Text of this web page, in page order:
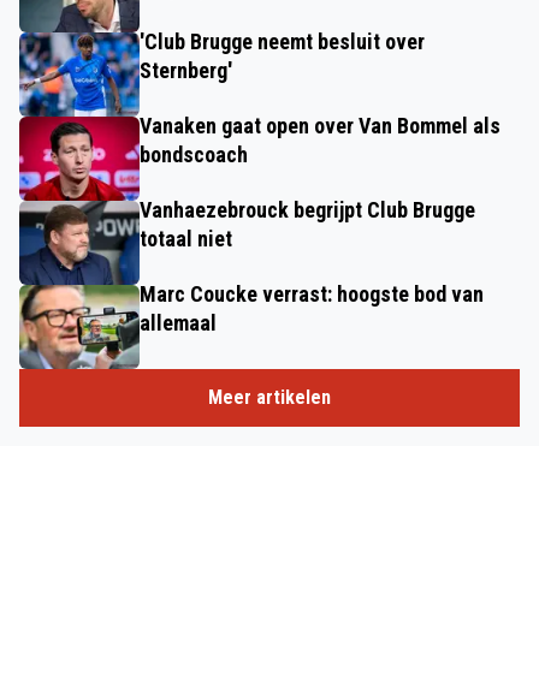
'Club Brugge neemt besluit over
Sternberg'
Vanaken gaat open over Van Bommel als
bondscoach
Vanhaezebrouck begrijpt Club Brugge
totaal niet
Marc Coucke verrast: hoogste bod van
allemaal
Meer artikelen